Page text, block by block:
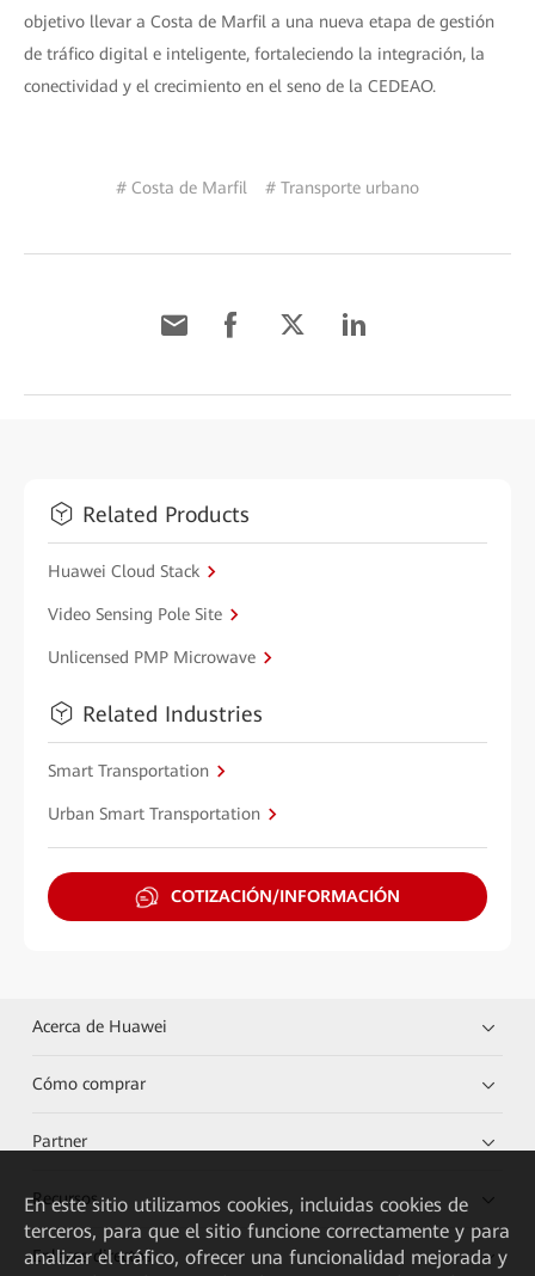
objetivo llevar a Costa de Marfil a una nueva etapa de gestión
de tráfico digital e inteligente, fortaleciendo la integración, la
conectividad y el crecimiento en el seno de la CEDEAO.
# Costa de Marfil # Transporte urbano
Related Products
Huawei Cloud Stack
Video Sensing Pole Site
Unlicensed PMP Microwave
Related Industries
Smart Transportation
Urban Smart Transportation
COTIZACIÓN/INFORMACIÓN
Acerca de Huawei
Cómo comprar
Partner
Recursos
Enlaces directos
En este sitio utilizamos cookies, incluidas cookies de
terceros, para que el sitio funcione correctamente y para
analizar el tráfico, ofrecer una funcionalidad mejorada y